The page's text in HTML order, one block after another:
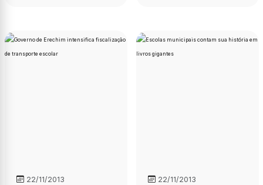
22/11/2013 22/11/2013